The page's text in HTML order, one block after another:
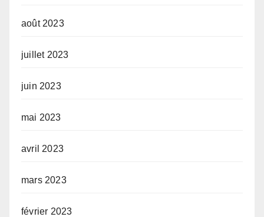
août 2023
juillet 2023
juin 2023
mai 2023
avril 2023
mars 2023
février 2023